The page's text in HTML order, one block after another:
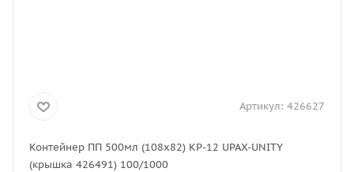
Артикул: 426627
Контейнер ПП 500мл (108х82) КР-12 UPAX-UNITY
(крышка 426491) 100/1000